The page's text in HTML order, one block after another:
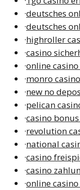
·deutsches
·deutsches
·highroller
·casino
·online
·monro
·new no
·pelican
·casino
·revolution
·national
·casino
·casino
·online casino